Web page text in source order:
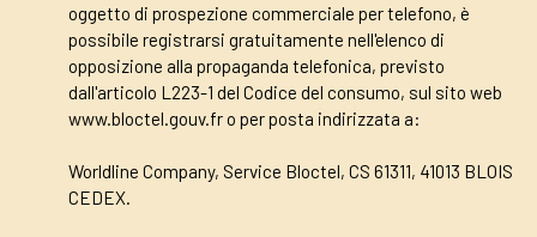
oggetto di prospezione commerciale per telefono, è
possibile registrarsi gratuitamente nell'elenco di
opposizione alla propaganda telefonica, previsto
dall'articolo L223-1 del Codice del consumo, sul sito web
www.bloctel.gouv.fr o per posta indirizzata a:
Worldline Company, Service Bloctel, CS 61311, 41013 BLOIS
CEDEX.